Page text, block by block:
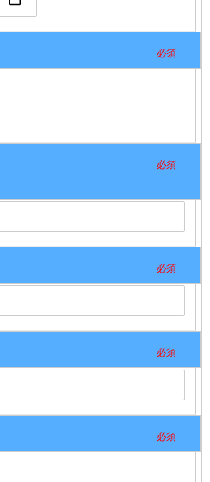
必須
必須
必須
必須
必須